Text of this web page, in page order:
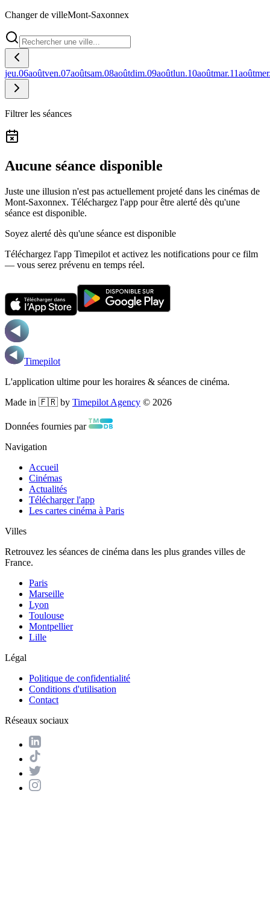
Changer de villeMont-Saxonnex
jeu.06aoûtven.07aoûtsam.08aoûtdim.09aoûtlun.10aoûtmar.11août
Filtrer les séances
Aucune séance disponible
Juste une illusion n'est pas actuellement projeté dans les cinémas de
Mont-Saxonnex. Téléchargez l'app pour être alerté dès qu'une
séance est disponible.
Soyez alerté dès qu'une séance est disponible
Téléchargez l'app Timepilot et activez les notifications pour ce film
— vous serez prévenu en temps réel.
Timepilot
L'application ultime pour les horaires & séances de cinéma.
Made in 🇫🇷 by Timepilot Agency © 2026
Données fournies par
Navigation
Accueil
Cinémas
Actualités
Télécharger l'app
Les cartes cinéma à Paris
Villes
Retrouvez les séances de cinéma dans les plus grandes villes de
France.
Paris
Marseille
Lyon
Toulouse
Montpellier
Lille
Légal
Politique de confidentialité
Conditions d'utilisation
Contact
Réseaux sociaux